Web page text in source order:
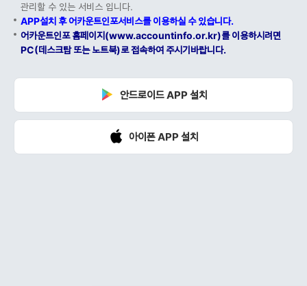
관리할 수 있는 서비스 입니다.
APP설치 후 어카운트인포서비스를 이용하실 수 있습니다.
어카운트인포 홈페이지(www.accountinfo.or.kr)를 이용하시려면
PC(데스크탑 또는 노트북)로 접속하여 주시기바랍니다.
안드로이드 APP 설치
아이폰 APP 설치